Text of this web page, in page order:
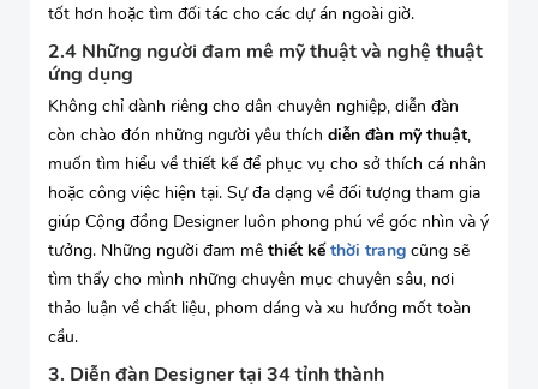
tốt hơn hoặc tìm đối tác cho các dự án ngoài giờ.
2.4 Những người đam mê mỹ thuật và nghệ thuật
ứng dụng
Không chỉ dành riêng cho dân chuyên nghiệp, diễn đàn
còn chào đón những người yêu thích diễn đàn mỹ thuật,
muốn tìm hiểu về thiết kế để phục vụ cho sở thích cá nhân
hoặc công việc hiện tại. Sự đa dạng về đối tượng tham gia
giúp Cộng đồng Designer luôn phong phú về góc nhìn và ý
tưởng. Những người đam mê thiết kếthời trang cũng sẽ
tìm thấy cho mình những chuyên mục chuyên sâu, nơi
thảo luận về chất liệu, phom dáng và xu hướng mốt toàn
cầu.
3. Diễn đàn Designer tại 34 tỉnh thành